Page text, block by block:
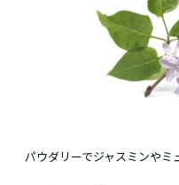
パウダリーでジャスミンやミ